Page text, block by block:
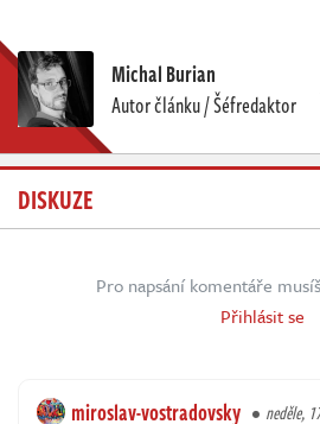
Michal Burian
Autor článku / Šéfredaktor
DISKUZE
Pro napsání komentáře
Přihlásit se
miroslav-vostradovsky neděle,